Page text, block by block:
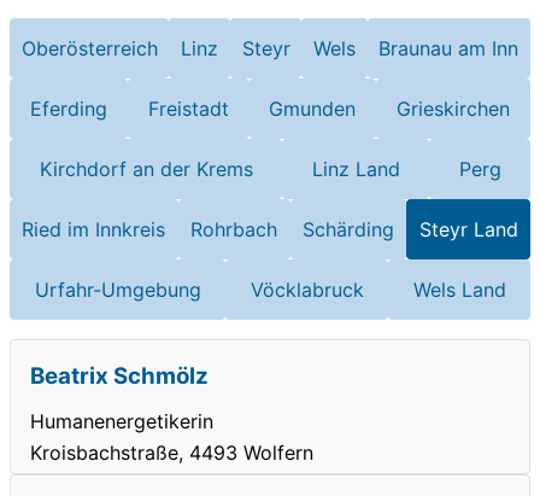
Oberösterreich Linz Steyr Wels Braunau am Inn
Eferding Freistadt Gmunden Grieskirchen
Kirchdorf an der Krems Linz Land Perg
Ried im Innkreis Rohrbach Schärding Steyr Land
Urfahr-Umgebung Vöcklabruck Wels Land
Beatrix Schmölz
Humanenergetikerin
Kroisbachstraße, 4493 Wolfern